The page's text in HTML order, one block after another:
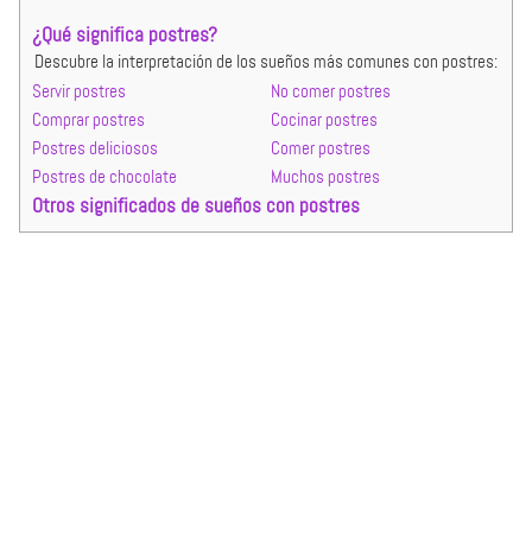
¿Qué significa postres?
Descubre la interpretación de los sueños más comunes con postres:
Servir postres
No comer postres
Comprar postres
Cocinar postres
Postres deliciosos
Comer postres
Postres de chocolate
Muchos postres
Otros significados de sueños con postres